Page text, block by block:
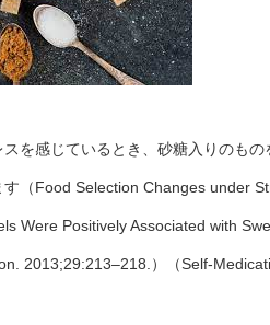
を感じているとき、砂糖入りのも
す（Food Selection Changes under
Were Positively Associated with
2013;29:213–218.）（Self-